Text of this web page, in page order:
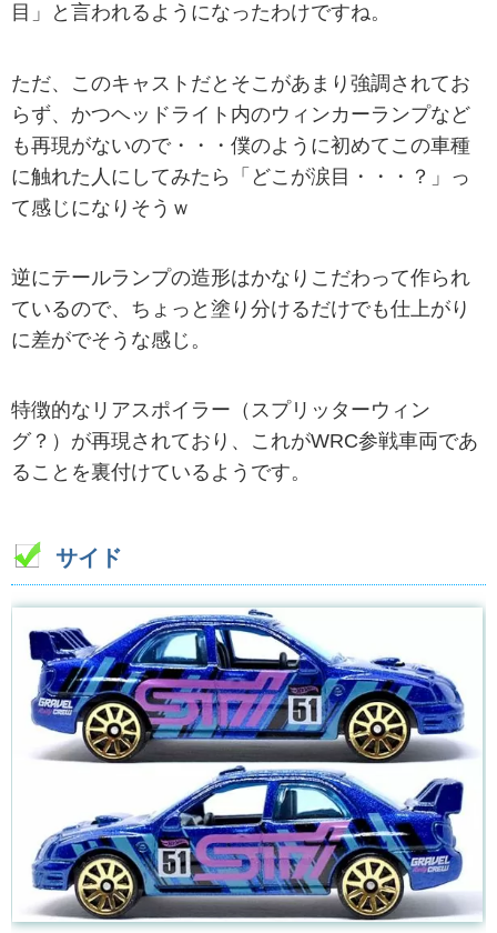
目」と言われるようになったわけですね。
ただ、このキャストだとそこがあまり強調されてお
らず、かつヘッドライト内のウィンカーランプなど
も再現がないので・・・僕のように初めてこの車種
に触れた人にしてみたら「どこが涙目・・・？」っ
て感じになりそうｗ
逆にテールランプの造形はかなりこだわって作られ
ているので、ちょっと塗り分けるだけでも仕上がり
に差がでそうな感じ。
特徴的なリアスポイラー（スプリッターウィン
グ？）が再現されており、これがWRC参戦車両であ
ることを裏付けているようです。
サイド